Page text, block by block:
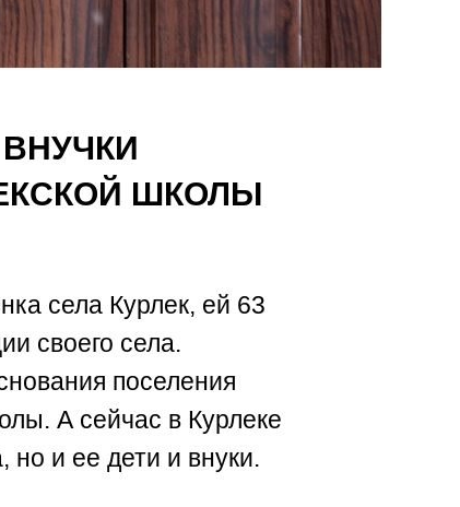
ШКОЛЫ
села Курлек, ей 63
своего села.
поселения
А сейчас в Курлеке
но и ее дети и внуки.